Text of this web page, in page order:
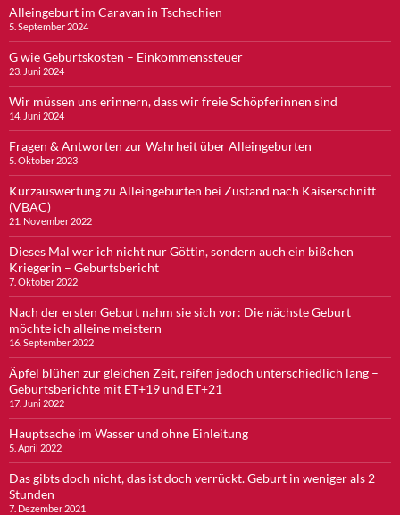
Alleingeburt im Caravan in Tschechien
5. September 2024
G wie Geburtskosten – Einkommenssteuer
23. Juni 2024
Wir müssen uns erinnern, dass wir freie Schöpferinnen sind
14. Juni 2024
Fragen & Antworten zur Wahrheit über Alleingeburten
5. Oktober 2023
Kurzauswertung zu Alleingeburten bei Zustand nach Kaiserschnitt
(VBAC)
21. November 2022
Dieses Mal war ich nicht nur Göttin, sondern auch ein bißchen
Kriegerin – Geburtsbericht
7. Oktober 2022
Nach der ersten Geburt nahm sie sich vor: Die nächste Geburt
möchte ich alleine meistern
16. September 2022
Äpfel blühen zur gleichen Zeit, reifen jedoch unterschiedlich lang –
Geburtsberichte mit ET+19 und ET+21
17. Juni 2022
Hauptsache im Wasser und ohne Einleitung
5. April 2022
Das gibts doch nicht, das ist doch verrückt. Geburt in weniger als 2
Stunden
7. Dezember 2021